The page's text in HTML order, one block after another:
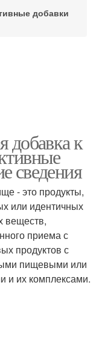
добавки
добавка к
сведения
- это продукты,
или идентичных
веществ,
приема с
продуктов с
пищевыми или
и их комплексами.